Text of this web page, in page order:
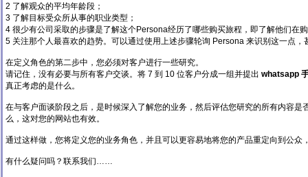
2 了解观众的平均年龄段；
3 了解目标受众所从事的职业类型；
4 很少有公司采取的步骤是了解这个Persona经历了哪些购买旅程，即了解他们在
5 关注那个人最喜欢的趋势。可以通过使用上述步骤轮询 Persona 来识别这一点，
在定义角色的第二步中，您必须对客户进行一些研究。
请记住，没有必要与所有客户交谈。将 7 到 10 位客户分成一组并提出 whatsapp
真正考虑的是什么。
在与客户面谈阶段之后，是时候深入了解您的业务，然后评估您研究的所有内容
么，这对您的网站也有效。
通过这样做，您将定义您的业务角色，并且可以更容易地将您的产品重定向到公
有什么疑问吗？联系我们……